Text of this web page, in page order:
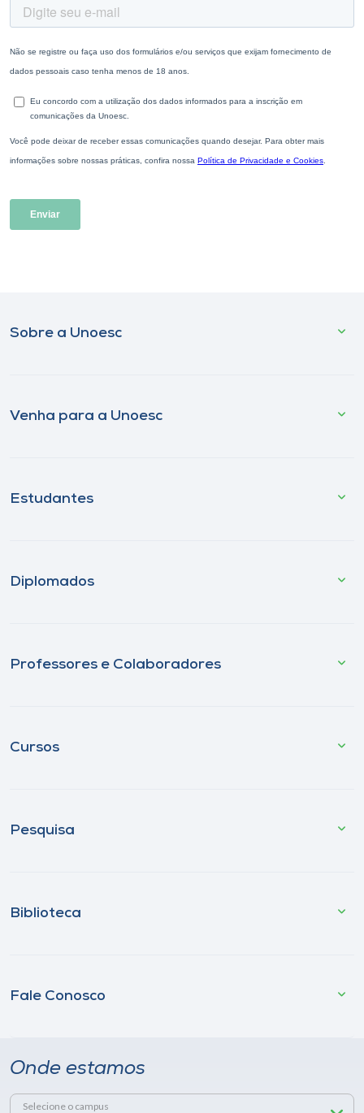
Sobre a Unoesc
Venha para a Unoesc
Estudantes
Diplomados
Professores e Colaboradores
Cursos
Pesquisa
Biblioteca
Fale Conosco
Onde estamos
Selecione o campus